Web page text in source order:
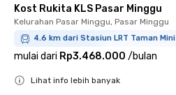
Kost Rukita KLS Pasar Minggu
Kelurahan Pasar Minggu, Pasar Minggu
4.6 km dari Stasiun LRT Taman Mini
mulai dari Rp3.468.000 /bulan
Lihat info lebih banyak